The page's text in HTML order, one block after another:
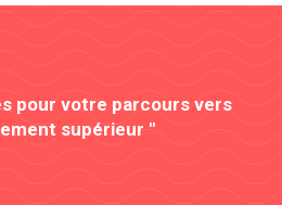
pour votre parcours vers
supérieur "